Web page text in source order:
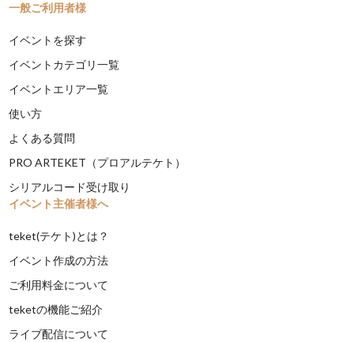
一般ご利用者様
イベントを探す
イベントカテゴリ一覧
イベントエリア一覧
使い方
よくある質問
PRO ARTEKET（プロアルテケト）
シリアルコード受け取り
イベント主催者様へ
teket(テケト)とは？
イベント作成の方法
ご利用料金について
teketの機能ご紹介
ライブ配信について